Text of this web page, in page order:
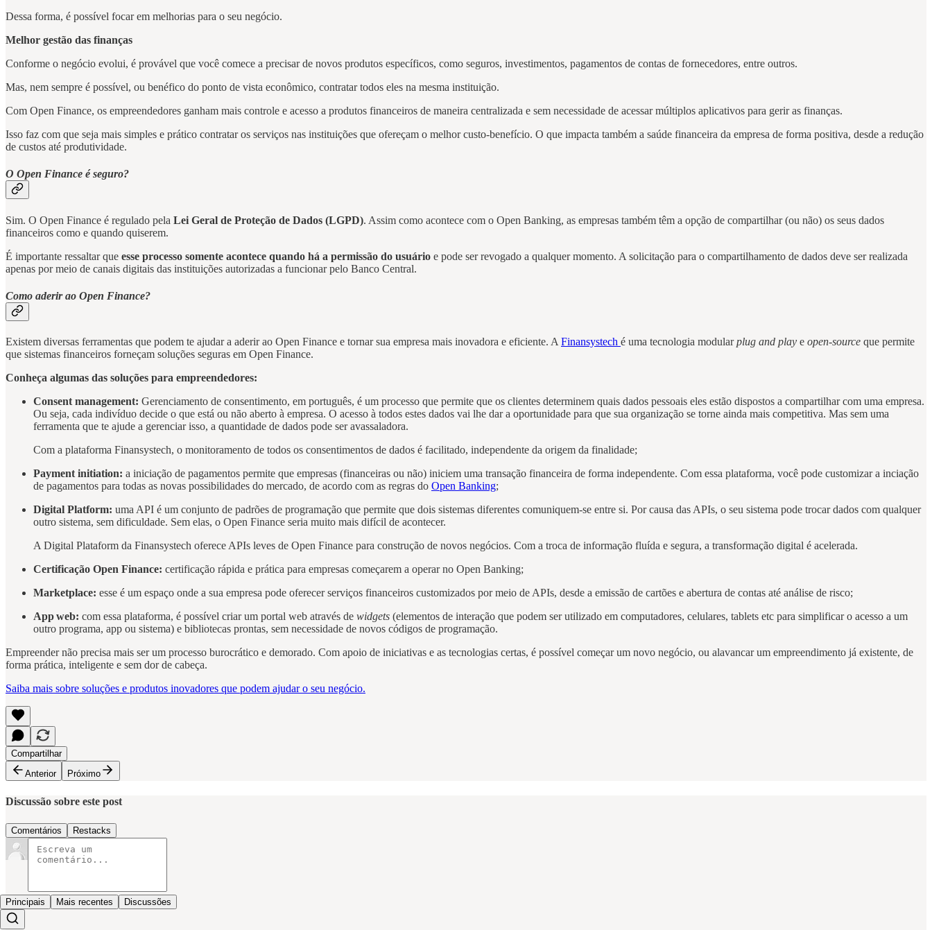
Dessa forma, é possível focar em melhorias para o seu negócio.
Melhor gestão das finanças
Conforme o negócio evolui, é provável que você comece a precisar de novos produtos específicos, como seguros, investimentos, pagamentos de contas de fornecedores, entre outros.
Mas, nem sempre é possível, ou benéfico do ponto de vista econômico, contratar todos eles na mesma instituição.
Com Open Finance, os empreendedores ganham mais controle e acesso a produtos financeiros de maneira centralizada e sem necessidade de acessar múltiplos aplicativos para gerir as finanças.
Isso faz com que seja mais simples e prático contratar os serviços nas instituições que ofereçam o melhor custo-benefício. O que impacta também a saúde financeira da empresa de forma positiva, desde a redução
de custos até produtividade.
O Open Finance é seguro?
Sim. O Open Finance é regulado pela Lei Geral de Proteção de Dados (LGPD). Assim como acontece com o Open Banking, as empresas também têm a opção de compartilhar (ou não) os seus dados
financeiros como e quando quiserem.
É importante ressaltar que esse processo somente acontece quando há a permissão do usuário e pode ser revogado a qualquer momento. A solicitação para o compartilhamento de dados deve ser realizada
apenas por meio de canais digitais das instituições autorizadas a funcionar pelo Banco Central.
Como aderir ao Open Finance?
Existem diversas ferramentas que podem te ajudar a aderir ao Open Finance e tornar sua empresa mais inovadora e eficiente. A Finansystech é uma tecnologia modularplug and play e open-source que permite
que sistemas financeiros forneçam soluções seguras em Open Finance.
Conheça algumas das soluções para empreendedores:
Consent management: Gerenciamento de consentimento, em português, é um processo que permite que os clientes determinem quais dados pessoais eles estão dispostos a compartilhar com uma empresa.
Ou seja, cada indivíduo decide o que está ou não aberto à empresa. O acesso à todos estes dados vai lhe dar a oportunidade para que sua organização se torne ainda mais competitiva. Mas sem uma
ferramenta que te ajude a gerenciar isso, a quantidade de dados pode ser avassaladora.
Com a plataforma Finansystech, o monitoramento de todos os consentimentos de dados é facilitado, independente da origem da finalidade;
Payment initiation: a iniciação de pagamentos permite que empresas (financeiras ou não) iniciem uma transação financeira de forma independente. Com essa plataforma, você pode customizar a inciação
de pagamentos para todas as novas possibilidades do mercado, de acordo com as regras do Open Banking;
Digital Platform: uma API é um conjunto de padrões de programação que permite que dois sistemas diferentes comuniquem-se entre si. Por causa das APIs, o seu sistema pode trocar dados com qualquer
outro sistema, sem dificuldade. Sem elas, o Open Finance seria muito mais difícil de acontecer.
A Digital Plataform da Finansystech oferece APIs leves de Open Finance para construção de novos negócios. Com a troca de informação fluída e segura, a transformação digital é acelerada.
Certificação Open Finance: certificação rápida e prática para empresas começarem a operar no Open Banking;
Marketplace: esse é um espaço onde a sua empresa pode oferecer serviços financeiros customizados por meio de APIs, desde a emissão de cartões e abertura de contas até análise de risco;
App web: com essa plataforma, é possível criar um portal web através de widgets (elementos de interação que podem ser utilizado em computadores, celulares, tablets etc para simplificar o acesso a um
outro programa, app ou sistema) e bibliotecas prontas, sem necessidade de novos códigos de programação.
Empreender não precisa mais ser um processo burocrático e demorado. Com apoio de iniciativas e as tecnologias certas, é possível começar um novo negócio, ou alavancar um empreendimento já existente, de
forma prática, inteligente e sem dor de cabeça.
Saiba mais sobre soluções e produtos inovadores que podem ajudar o seu negócio.
Compartilhar
Anterior
Próximo
Discussão sobre este post
Comentários Restacks
Principais Mais recentes Discussões